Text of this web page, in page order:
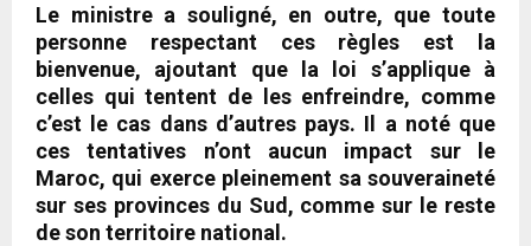
Le ministre a souligné, en outre, que toute
personne respectant ces règles est la
bienvenue, ajoutant que la loi s’applique à
celles qui tentent de les enfreindre, comme
c’est le cas dans d’autres pays. Il a noté que
ces tentatives n’ont aucun impact sur le
Maroc, qui exerce pleinement sa souveraineté
sur ses provinces du Sud, comme sur le reste
de son territoire national.